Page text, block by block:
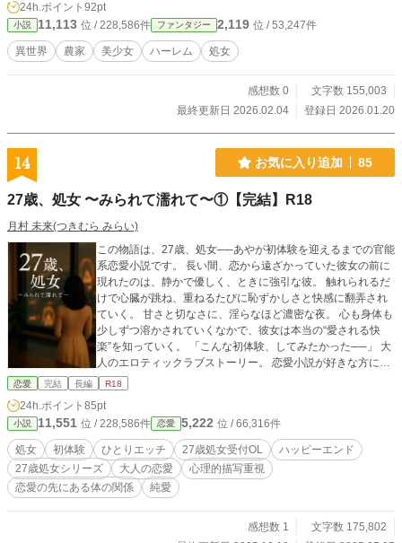
士は精力絶倫ごはんの虜に。 さらに最強のドラゴン美女もゴ
ムパチンコで“わからせ”られて夜這いをかける始末！？ 無自
覚チートな農家の男が夜な夜な発情した最強美女たちに種付
けを迫られる、勘違い＆絶頂ハーレム生活、ここに開幕！
24h.ポイント 92pt
小説 11,113 位 / 228,586件 ファンタジー 2,119 位 / 53,247件
異世界 農家 美少女 ハーレム 処女
感想数 0
文字数 155,003
最終更新日 2026.02.04
登録日 2026.01.20
14 お気に入り追加 85
27歳、処女 〜みられて濡れて〜①【完結】R18
月村 未来(つきむら みらい)
この物語は、27歳、処女──あやが初体験を迎えるまでの官能
系恋愛小説です。 長い間、恋から遠ざかっていた彼女の前に
現れたのは、静かで優しく、ときに強引な彼。 触れられるだ
けで心臓が跳ね、重ねるたびに恥ずかしさと快感に翻弄され
ていく。 甘さと切なさに、淫らなほど濃密な夜。 心も身体も
少しずつ溶かされていくなかで、彼女は本当の“愛される快
楽”を知っていく。 「こんな初体験、してみたかった──」 大
人のエロティックラブストーリー。 恋愛小説が好きな方に
も、TL好きの方にもおすすめです。 🩷＝えち回です♡ エッチ
編】27歳、処女の夜 〜まだ誰にも触れられたことのないカラ
ダ〜 本編とのリンクストーリーです。 しおり、いいね、お気
に入りもよろしくお願いいたします。 📚1巻・2025/10/11完
結 📖続編あり！ 「続・27歳、処女 ～初めては終わらない
～」も 公開・完結しております。 こちらを読み終えましたら
2巻もどうぞ。
恋愛 完結 長編 R18
24h.ポイント 85pt
小説 11,551 位 / 228,586件 恋愛 5,222 位 / 66,316件
処女 初体験 ひとりエッチ 27歳処女受付OL
ハッピーエンド
27歳処女シリーズ
大人の恋愛
心理的描写重視
恋愛の先にある体の関係
純愛
感想数 1
文字数 175,802